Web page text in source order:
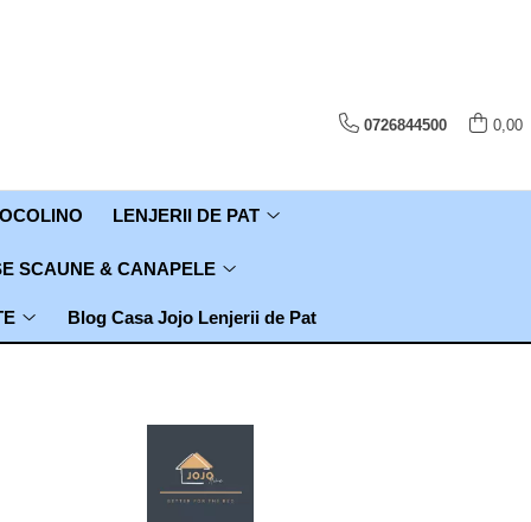
0726844500 0,00
LENJERII DE PAT
SCAUNE & CANAPELE
Blog Casa Jojo Lenjerii de Pat